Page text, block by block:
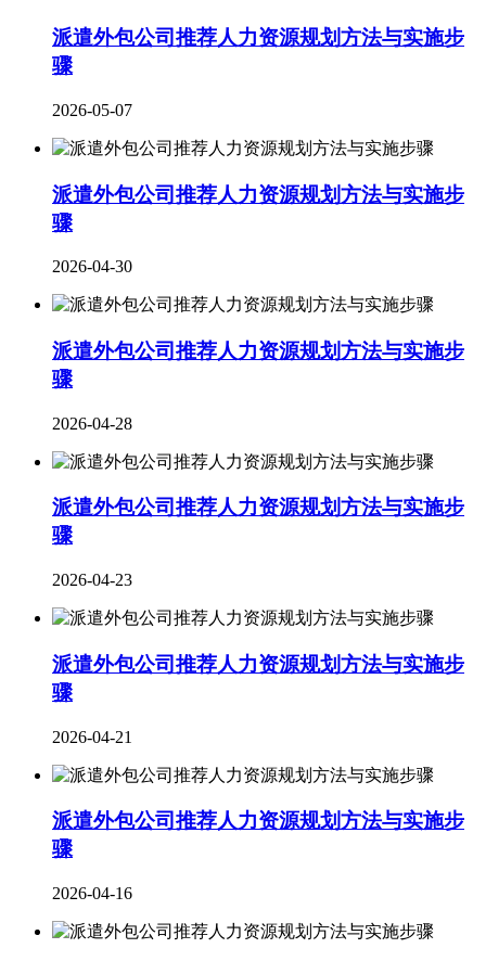
派遣外包公司推荐人力资源规划方法与实施步
骤
2026-05-07
派遣外包公司推荐人力资源规划方法与实施步
骤
2026-04-30
派遣外包公司推荐人力资源规划方法与实施步
骤
2026-04-28
派遣外包公司推荐人力资源规划方法与实施步
骤
2026-04-23
派遣外包公司推荐人力资源规划方法与实施步
骤
2026-04-21
派遣外包公司推荐人力资源规划方法与实施步
骤
2026-04-16